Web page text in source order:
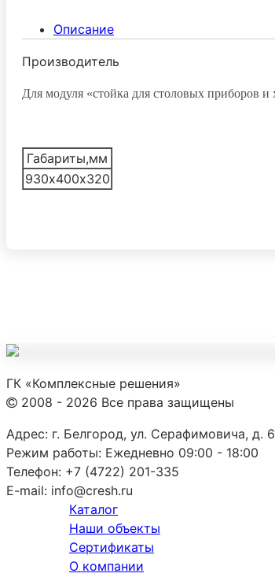
Описание
Производитель
Для модуля «стойка для столовых приборов
Габариты,мм
930х400х320
ГК «Комплексные решения»
2008 - 2026 Все права защищены
Адрес: г. Белгород, ул. Серафимовича, д.
Режим работы: Ежедневно 09:00 - 18:00
Телефон: +7 (4722) 201-335
E-mail: info@cresh.ru
Каталог
Наши объекты
Сертификаты
О компании